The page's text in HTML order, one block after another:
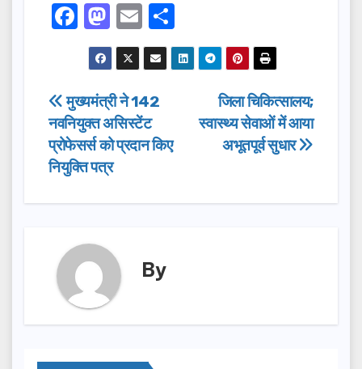
F
a
c
e
b
o
o
k
M
a
st
o
d
o
n
E
m
ai
l
h
a
Post
navigation
जिला चिकित्सालय;
स्वास्थ्य सेवाओं में आया
अभूतपूर्व सुधार
मुख्यमंत्री ने 142
नवनियुक्त असिस्टेंट
प्रोफेसर्स को प्रदान किए
नियुक्ति पत्र
By